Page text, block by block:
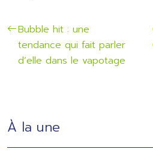
Bubble hit : une
tendance qui fait parler
d’elle dans le vapotage
À la une